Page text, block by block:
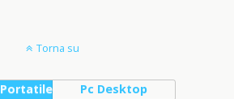
Torna su
Pc Desktop